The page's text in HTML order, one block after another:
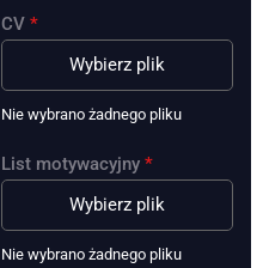
CV*
Wybierz plik
Nie wybrano żadnego pliku
List motywacyjny*
Wybierz plik
Nie wybrano żadnego pliku